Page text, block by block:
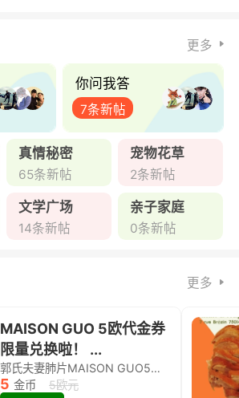
更多
你问我答
7条新帖
真情秘密
65条新帖
宠物花草
2条新帖
文学广场
14条新帖
亲子家庭
0条新帖
更多
MAISON GUO 5欧代金券
限量兑换啦！ ...
郭氏夫妻肺片MAISON GUO5欧代金券限量兑换啦！
5 金币
5欧元